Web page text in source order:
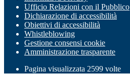
Ufficio Relazioni con il Pubblico
Dichiarazione di accessibilità
Obiettivi di accessibilità
Whistleblowing
Gestione consensi cookie
Amministrazione trasparente
Pagina visualizzata 2599 volte